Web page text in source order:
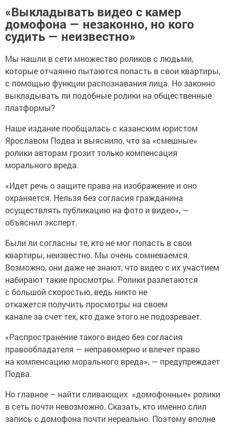
«Выкладывать видео с камер
домофона — незаконно, но кого
судить — неизвестно»
Мы нашли в сети множество роликов с людьми,
которые отчаянно пытаются попасть в свои квартиры,
с помощью функции распознавания лица. Но законно
выкладывать ли подобные ролики на общественные
платформы?
Наше издание пообщалась с казанским юристом
Ярославом Подва и выяснило, что за «смешные»
ролики авторам грозит только компенсация
морального вреда.
«Идет речь о защите права на изображение и оно
охраняется. Нельзя без согласия гражданина
осуществлять публикацию на фото и видео», —
объяснил эксперт.
Были ли согласны те, кто не мог попасть в свои
квартиры, неизвестно. Мы очень сомневаемся.
Возможно, они даже не знают, что видео с их участием
набирают такие просмотры. Ролики разлетаются
с большой скоростью, ведь никто не
откажется получить просмотры на своем
канале за счет тех, кто даже этого не подозревает.
«Распространение такого видео без согласия
правообладателя — неправомерно и влечет право
на компенсацию морального вреда», — предупреждает
Подва.
Но главное – найти сливающих «домофонные» ролики
в сеть почти невозможно. Сказать, кто именно слил
запись с домофона почти нереально. Поэтому вполне